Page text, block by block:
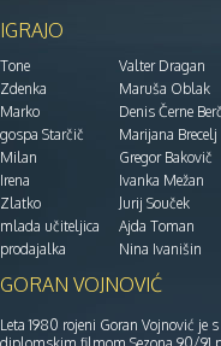
IGRAJO
Tone
Valter Dragan
Zdenka
Maruša Oblak
Marko
Denis Černe
gospa Starčič
Marijana Brecelj
Milan
Gregor Bakovič
Irena
Ivanka Mežan
Zlatko
Jurij Souček
mlada učiteljica
Ajda Toman
prodajalka
Nina Ivanišin
GORAN VOJNOVIĆ
Leta 1980 rojeni Goran Vojnović